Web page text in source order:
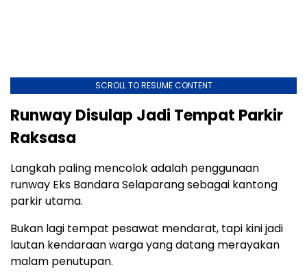
SCROLL TO RESUME CONTENT
Runway Disulap Jadi Tempat Parkir
Raksasa
Langkah paling mencolok adalah penggunaan
runway Eks Bandara Selaparang sebagai kantong
parkir utama.
Bukan lagi tempat pesawat mendarat, tapi kini jadi
lautan kendaraan warga yang datang merayakan
malam penutupan.